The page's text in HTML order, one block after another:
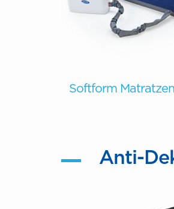
Softform Matratzen
Anti-